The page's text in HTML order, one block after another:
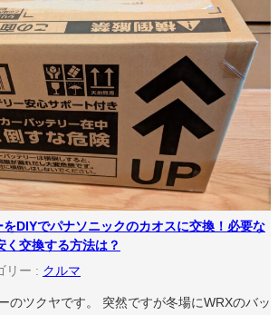
DIYでパナソニックのカオスに交換！必要な
く交換する方法は？
リー : クルマ
のツクヤです。 突然ですが冬場にWRXのバッ